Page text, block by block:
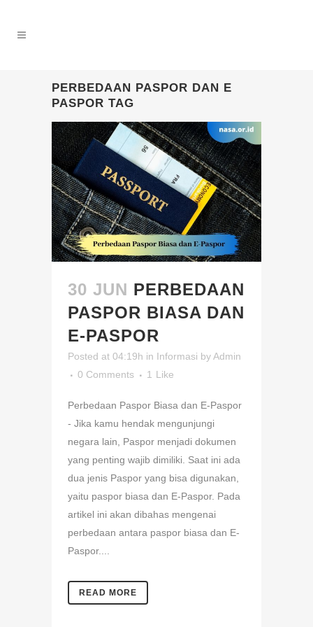
PERBEDAAN PASPOR DAN E
PASPOR TAG
30 JUN PERBEDAAN
PASPOR BIASA DAN
E-PASPOR
Posted at 04:19h in Informasi byAdmin
0 Comments
1 Like
Perbedaan Paspor Biasa dan E-Paspor
- Jika kamu hendak mengunjungi
negara lain, Paspor menjadi dokumen
yang penting wajib dimiliki. Saat ini ada
dua jenis Paspor yang bisa digunakan,
yaitu paspor biasa dan E-Paspor. Pada
artikel ini akan dibahas mengenai
perbedaan antara paspor biasa dan E-
Paspor....
READ MORE